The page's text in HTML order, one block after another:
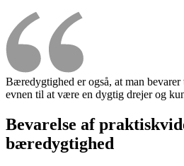
Bæredygtighed er også, at man
evnen til at være en dygtig drejer og
Bevarelse af
bæredygtighed